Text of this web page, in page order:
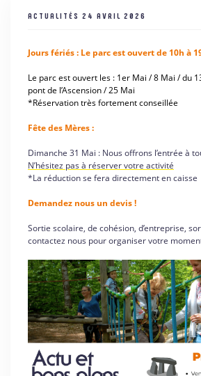
ACTUALITÉS 24 AVRIL 2026
Jours fériés : Le parc est ouvert de 10h à
Le parc est ouvert les : 1er Mai / 8 Mai / du
pont de l’Ascension / 25 Mai
*Réservation très fortement conseillée
Fête des Mères :
Dimanche 31 Mai : Nous offrons l’entrée à
N’hésitez pas à réserver votre activité
*La réduction se fera directement en caisse
Demandez nous un devis !
Sortie scolaire, de cohésion, d’entreprise,
contactez nous pour organiser votre